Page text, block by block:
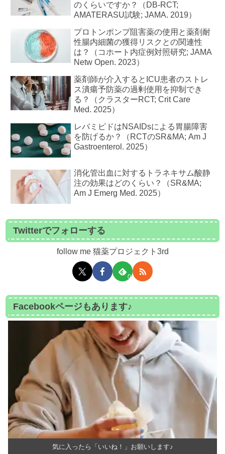
のくらいですか？（DB-RCT;
AMATERASU試験; JAMA. 2019）
プロトンポンプ阻害薬の使用と薬剤耐
性腸内細菌の獲得リスクとの関連性
は？（コホート内症例対照研究; JAMA
Netw Open. 2023）
薬剤師が介入するとICU患者のストレ
ス潰瘍予防薬の過剰使用を抑制でき
る？（クラスターRCT; Crit Care
Med. 2025）
レバミピドはNSAIDsによる胃腸障害
を防げるか？（RCTのSR&MA; Am J
Gastroenterol. 2025）
消化管出血に対するトラネキサム酸静
注の効果はどのくらい？（SR&MA;
Am J Emerg Med. 2025）
Twitterでフォローする
follow me 猫薬プロジェクト3rd
0
Facebookページもあります♪
気に入ったら「いいね！」お願いします♪